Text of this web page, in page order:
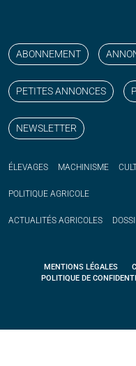
ABONNEMENT
PETITES ANNONCES
NEWSLETTER
ÉLEVAGES MACHINISME
POLITIQUE AGRICOLE
ACTUALITÉS AGRICOLES
MENTIONS LÉGALES
POLITIQUE DE